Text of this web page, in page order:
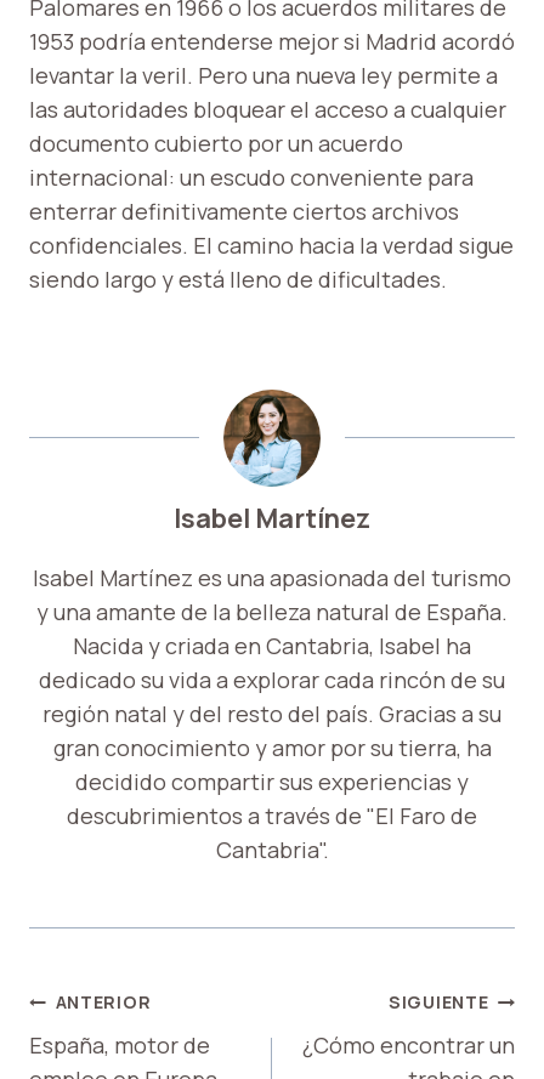
Palomares en 1966 o los acuerdos militares de
1953 podría entenderse mejor si Madrid acordó
levantar la veril. Pero una nueva ley permite a
las autoridades bloquear el acceso a cualquier
documento cubierto por un acuerdo
internacional: un escudo conveniente para
enterrar definitivamente ciertos archivos
confidenciales. El camino hacia la verdad sigue
siendo largo y está lleno de dificultades.
Isabel Martínez
Isabel Martínez es una apasionada del turismo
y una amante de la belleza natural de España.
Nacida y criada en Cantabria, Isabel ha
dedicado su vida a explorar cada rincón de su
región natal y del resto del país. Gracias a su
gran conocimiento y amor por su tierra, ha
decidido compartir sus experiencias y
descubrimientos a través de "El Faro de
Cantabria".
NAVEGACIÓN
DE
ANTERIOR
España, motor de
SIGUIENTE
¿Cómo encontrar un